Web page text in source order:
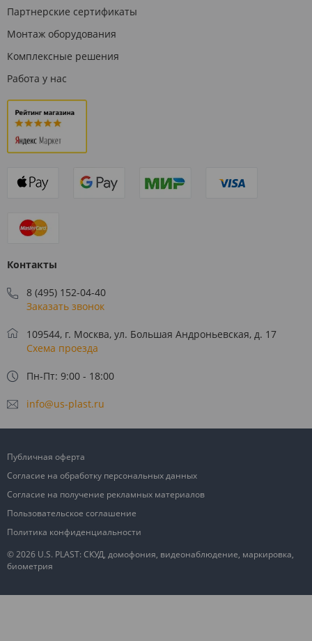
Партнерские сертификаты
Монтаж оборудования
Комплексные решения
Работа у нас
Контакты
8 (495) 152-04-40
Заказать звонок
109544, г. Москва, ул. Большая Андроньевская, д. 17
Схема проезда
Пн-Пт: 9:00 - 18:00
info@us-plast.ru
© 2026 U.S. PLAST: СКУД, домофония, видеонаблюдение, маркировка,
биометрия
Публичная оферта
Согласие на обработку персональных данных
Согласие на получение рекламных материалов
Пользовательское соглашение
Политика конфиденциальности